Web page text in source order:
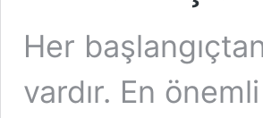
Her
vardır. En